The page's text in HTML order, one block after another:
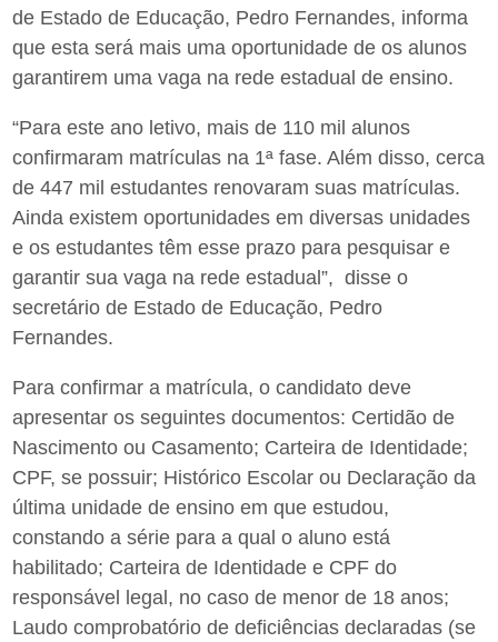
de Estado de Educação, Pedro Fernandes, informa
que esta será mais uma oportunidade de os alunos
garantirem uma vaga na rede estadual de ensino.
“Para este ano letivo, mais de 110 mil alunos
confirmaram matrículas na 1ª fase. Além disso, cerca
de 447 mil estudantes renovaram suas matrículas.
Ainda existem oportunidades em diversas unidades
e os estudantes têm esse prazo para pesquisar e
garantir sua vaga na rede estadual”, disse o
secretário de Estado de Educação, Pedro
Fernandes.
Para confirmar a matrícula, o candidato deve
apresentar os seguintes documentos: Certidão de
Nascimento ou Casamento; Carteira de Identidade;
CPF, se possuir; Histórico Escolar ou Declaração da
última unidade de ensino em que estudou,
constando a série para a qual o aluno está
habilitado; Carteira de Identidade e CPF do
responsável legal, no caso de menor de 18 anos;
Laudo comprobatório de deficiências declaradas (se